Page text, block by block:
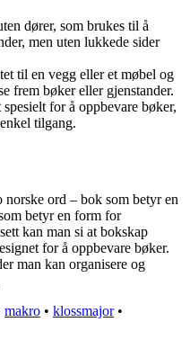
dører, som brukes til å
men uten lukkede sider
til en vegg eller et møbel og
frem bøker eller gjenstander.
for å oppbevare bøker,
tilgang.
ord – bok som betyr en
betyr en form for
kan man si at bokskap
for å oppbevare bøker.
man kan organisere og
makro • klossmajor•